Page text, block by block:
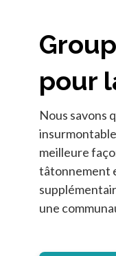
pour
Nous savons
meilleure
tâtonnement
une